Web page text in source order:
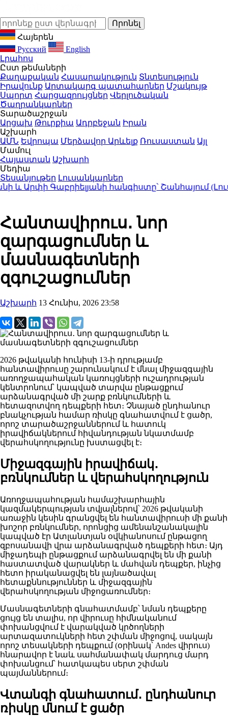
Հայերեն
Русский
English
Լրահոս
Ըստ թեմաների
Քաղաքական Հասարակություն Տնտեսություն
Իրավունք Արտակարգ պատահարներ Մշակույթ
Սպորտ Հարցազրույցներ Վերլուծական
Ծաղրանկարներ
Տարածաշրջան
Արցախ Թուրքիա Ադրբեջան Իրան
Աշխարհ
ԱՄՆ Եվրոպա Մերձավոր Արևելք Ռուսաստան Այլ
Մամուլ
Հայաստան Աշխարհ
Մեդիա
Տեսանյութեր Լուսանկարներ
Գաբրիելյանի հանգիստը՝ Շանհայում
Հանտավիրուս․ նոր
զարգացումներ և
մասնագետների
զգուշացումներ
Աշխարհ 13 Հունիս, 2026 23:58
2026 թվականի հունիսի 13-ի դրությամբ
հանտավիրուսը շարունակում է մնալ միջազգային
առողջապահական կառույցների ուշադրության
կենտրոնում՝ կապված տարվա ընթացքում
արձանագրված մի շարք բռնկումների և
հետազոտվող դեպքերի հետ։ Չնայած ընդհանուր
բնակչության համար ռիսկը գնահատվում է ցածր,
որոշ տարածաշրջաններում և հատուկ
իրավիճակներում հիվանդության նկատմամբ
վերահսկողությունը խստացվել է։
Միջազգային իրավիճակ․
բռնկումներ և վերահսկողություն
Առողջապահության համաշխարհային
կազմակերպության տվյալներով՝ 2026 թվականի
առաջին կեսին գրանցվել են հանտավիրուսի մի քանի
խոշոր բռնկումներ, որոնցից ամենանշանակալին
կապված էր Ատլանտյան օվկիանոսում ընթացող
զբոսանավի վրա արձանագրված դեպքերի հետ։ Այդ
միջադեպի ընթացքում արձանագրվել են մի քանի
հաստատված վարակներ և մահվան դեպքեր, ինչից
հետո իրականացվել են լայնածավալ
հետաքննություններ և միջազգային
վերահսկողության միջոցառումներ։
Մասնագետների գնահատմամբ՝ նման դեպքերը
ցույց են տալիս, որ վիրուսը հիմնականում
փոխանցվում է վարակված կրծողների
արտազատուկների հետ շփման միջոցով, սակայն
որոշ տեսակների դեպքում (օրինակ՝ Andes վիրուս)
հնարավոր է նաև սահմանափակ մարդուց մարդ
փոխանցում՝ հատկապես սերտ շփման
պայմաններում։
Վտանգի գնահատում․ ընդհանուր
ռիսկը մնում է ցածր